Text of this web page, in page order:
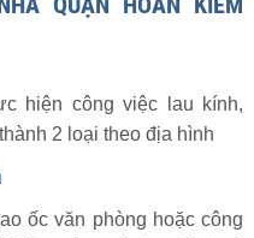
hiện công việc lau kính,
2 loại theo địa hình
ốc văn phòng hoặc công